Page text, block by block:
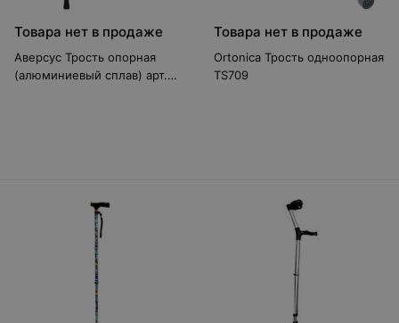
Товара нет в продаже
Аверсус Трость опорная
(алюминиевый сплав) арт.
Товара нет в продаже
Ortonica Трость одноопорная
TS709